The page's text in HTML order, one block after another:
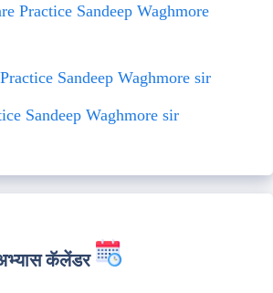
Practice Sandeep Waghmore
Sandeep Waghmore sir
Sandeep Waghmore sir
कॅलेंडर